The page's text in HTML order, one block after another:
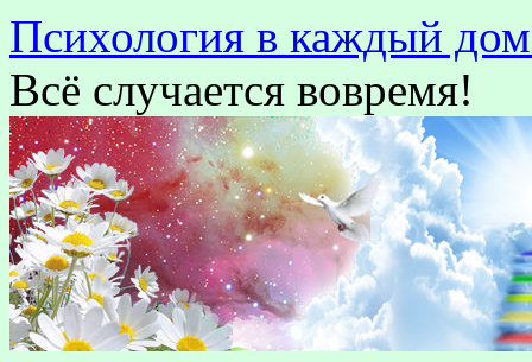
Психология в каждый
Всё случается вовремя!